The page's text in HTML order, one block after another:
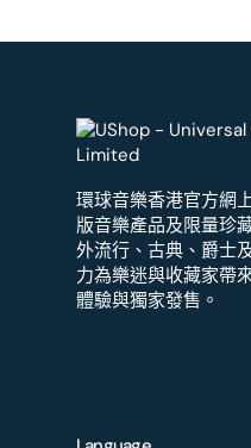
環球音樂香港官方網
版音樂產品及限量珍
外流行、古典、爵士
力為樂迷與收藏家帶
體驗與獨家發售。